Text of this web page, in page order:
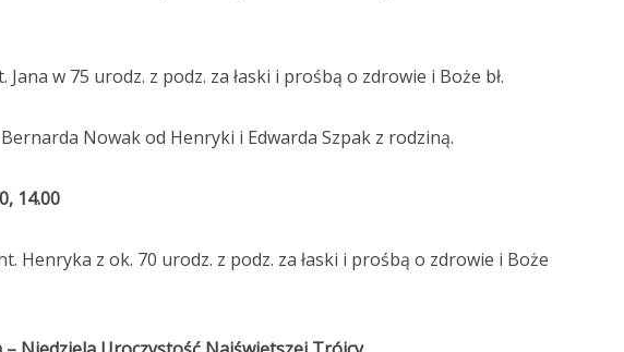
Jana w 75 urodz. z podz. za łaski i prośbą o zdrowie i Boże bł.
Bernarda Nowak od Henryki i Edwarda Szpak z rodziną.
14.00
Henryka z ok. 70 urodz. z podz. za łaski i prośbą o zdrowie i Boże